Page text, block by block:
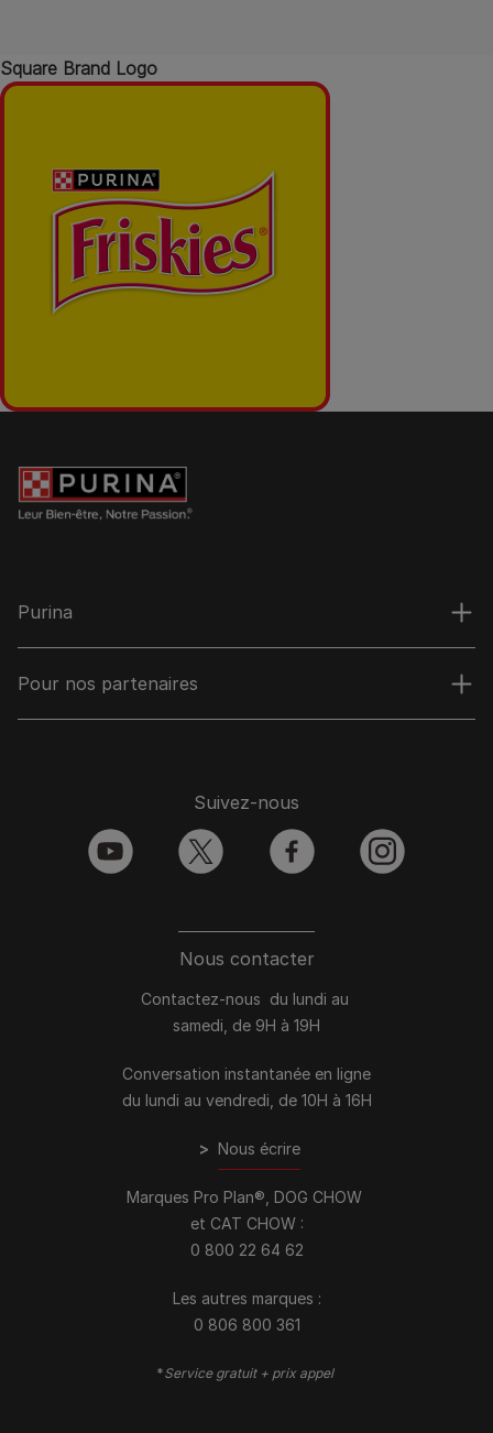
Square Brand Logo
Purina
Pour nos partenaires
Nous contacter
Contactez-nous du lundi au
samedi, de 9H à 19H
Conversation instantanée en ligne
du lundi au vendredi, de 10H à 16H
> Nous écrire
Marques Pro Plan®, DOG CHOW
et CAT CHOW :
0 800 22 64 62
Les autres marques :​
0 806 800 361
*Service gratuit + prix appel
Suivez-nous
youtube twitter facebook instagram